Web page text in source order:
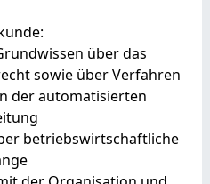
:
über das
sowie über Verfahren
der automatisierten
betriebswirtschaftliche